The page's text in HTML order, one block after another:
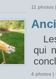
11 photos
qui
4 photos |